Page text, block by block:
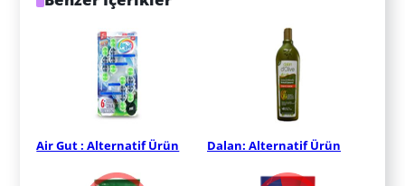
Air Gut : Alternatif Ürün Dalan: Alternatif Ürün